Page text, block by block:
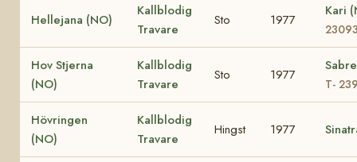
Hellejana (NO)
Kallblodig
Travare
Sto 1977
Kari
Hov Stjerna
(NO)
Kallblodig
Travare
Sto 1977
T-
Hövringen
(NO)
Kallblodig
Travare
Hingst 1977